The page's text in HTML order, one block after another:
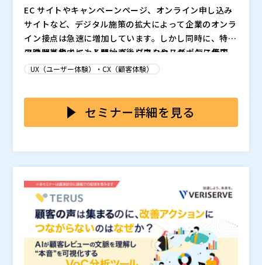
EC サイトやキャンペーンページ、オンライン申し込み
サイトなど、デジタル施策の拡大によって企業のオンラ
イン接点は急速に増加しています。しかし同時に、特定
の時間帯やイベント開始直後にアクセスが一気に集中
し、サーバーに過剰な負荷がかかる状況が常態化してい
いまやシステムの可用性は事業成長に直結する重要テー
マとなっています。
アクセス集中によるサーバーダウンやレスポンス低下
は、販売機会を逃すだけでなく、ユーザー体験の大幅な
では防ぎきれないリスクが広がっています。顧客から見
れば「アクセスできない理由」が何であれ不満は同じで
進行する深刻な課題となっています。
安心してサービスを使える環境を提供する「仮想待合
室」ソリューションを詳しく解説します。従来のアクセ
時的な集中をコントロールし、利用者の不満を最小限に
抑えることで顧客体験を守ります。さらに DDoS や Bo
t などの不正トラフィックを排除するセキュリティ機能
を組み合わせることで、安定稼働とブランド価値の維持
を両立します。こうした仕組みを実現するうえで、他製
品と比較してコストメリットにも優れる具体的なソリュ
ーションを取り上げ、実効性の高い導入アプローチをご
紹介します。
STCLab Co., Ltd.（）
株式会社オープンソース活用研究所（）
マジセミ株式会社（）
※共催、協賛、協力、講演企業は将来的に追加、削除さ
れる可能性があります。
UX（ユーザー体験）・CX（顧客体験）
セミナー詳細を見る